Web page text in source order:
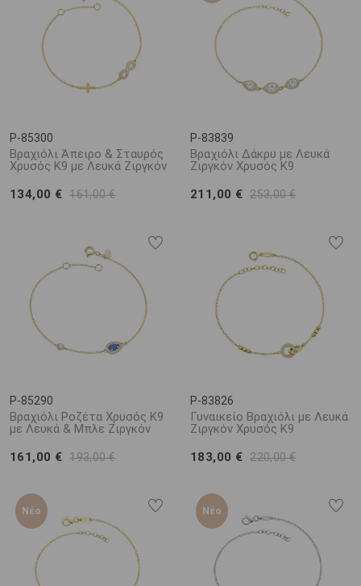
P-85300
Βραχιόλι Άπειρο & Σταυρός
Χρυσός K9 με Λευκά Ζιργκόν
134,00 € 161,00 €
P-83839
Βραχιόλι Δάκρυ με Λευκά
Ζιργκόν Χρυσός K9
211,00 € 253,00 €
P-85290
Βραχιόλι Ροζέτα Χρυσός K9
με Λευκά & Μπλε Ζιργκόν
161,00 € 193,00 €
P-83826
Γυναικείο Βραχιόλι με Λευκά
Ζιργκόν Χρυσός K9
183,00 € 220,00 €
Νέο Νέο